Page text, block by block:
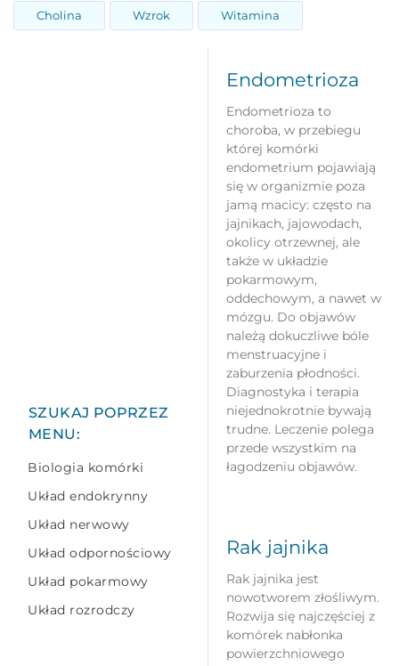
Cholina Wzrok Witamina
SZUKAJ POPRZEZ
MENU:
Biologia komórki
Układ endokrynny
Układ nerwowy
Układ odpornościowy
Układ pokarmowy
Układ rozrodczy
Endometrioza
Endometrioza to
choroba, w przebiegu
której komórki
endometrium pojawiają
się w organizmie poza
jamą macicy: często na
jajnikach, jajowodach,
okolicy otrzewnej, ale
także w układzie
pokarmowym,
oddechowym, a nawet w
mózgu. Do objawów
należą dokuczliwe bóle
menstruacyjne i
zaburzenia płodności.
Diagnostyka i terapia
niejednokrotnie bywają
trudne. Leczenie polega
przede wszystkim na
łagodzeniu objawów.
Rak jajnika
Rak jajnika jest
nowotworem złośliwym.
Rozwija się najczęściej z
komórek nabłonka
powierzchniowego